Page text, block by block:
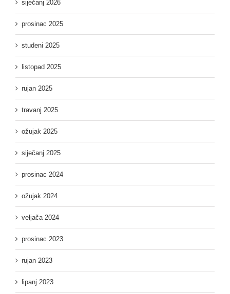
siječanj 2026
prosinac 2025
studeni 2025
listopad 2025
rujan 2025
travanj 2025
ožujak 2025
siječanj 2025
prosinac 2024
ožujak 2024
veljača 2024
prosinac 2023
rujan 2023
lipanj 2023